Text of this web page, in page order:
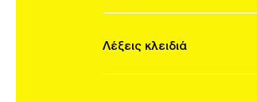
Λέξεις κλειδιά